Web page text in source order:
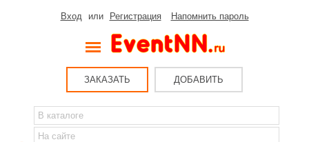
Вход или Регистрация Напомнить пароль
ЗАКАЗАТЬ ДОБАВИТЬ